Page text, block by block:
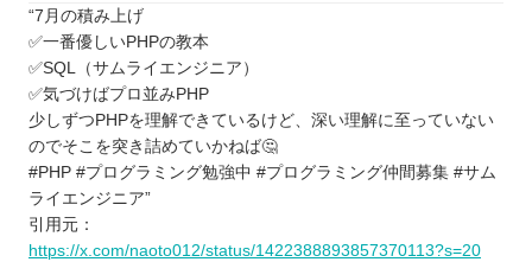
“7月の積み上げ
✅一番優しいPHPの教本
✅SQL（サムライエンジニア）
✅気づけばプロ並みPHP
少しずつPHPを理解できているけど、深い理解に至っていない
のでそこを突き詰めていかねば🤔
#PHP #プログラミング勉強中 #プログラミング仲間募集 #サム
ライエンジニア”
引用元：
https://x.com/naoto012/status/1422388893857370113?s=20